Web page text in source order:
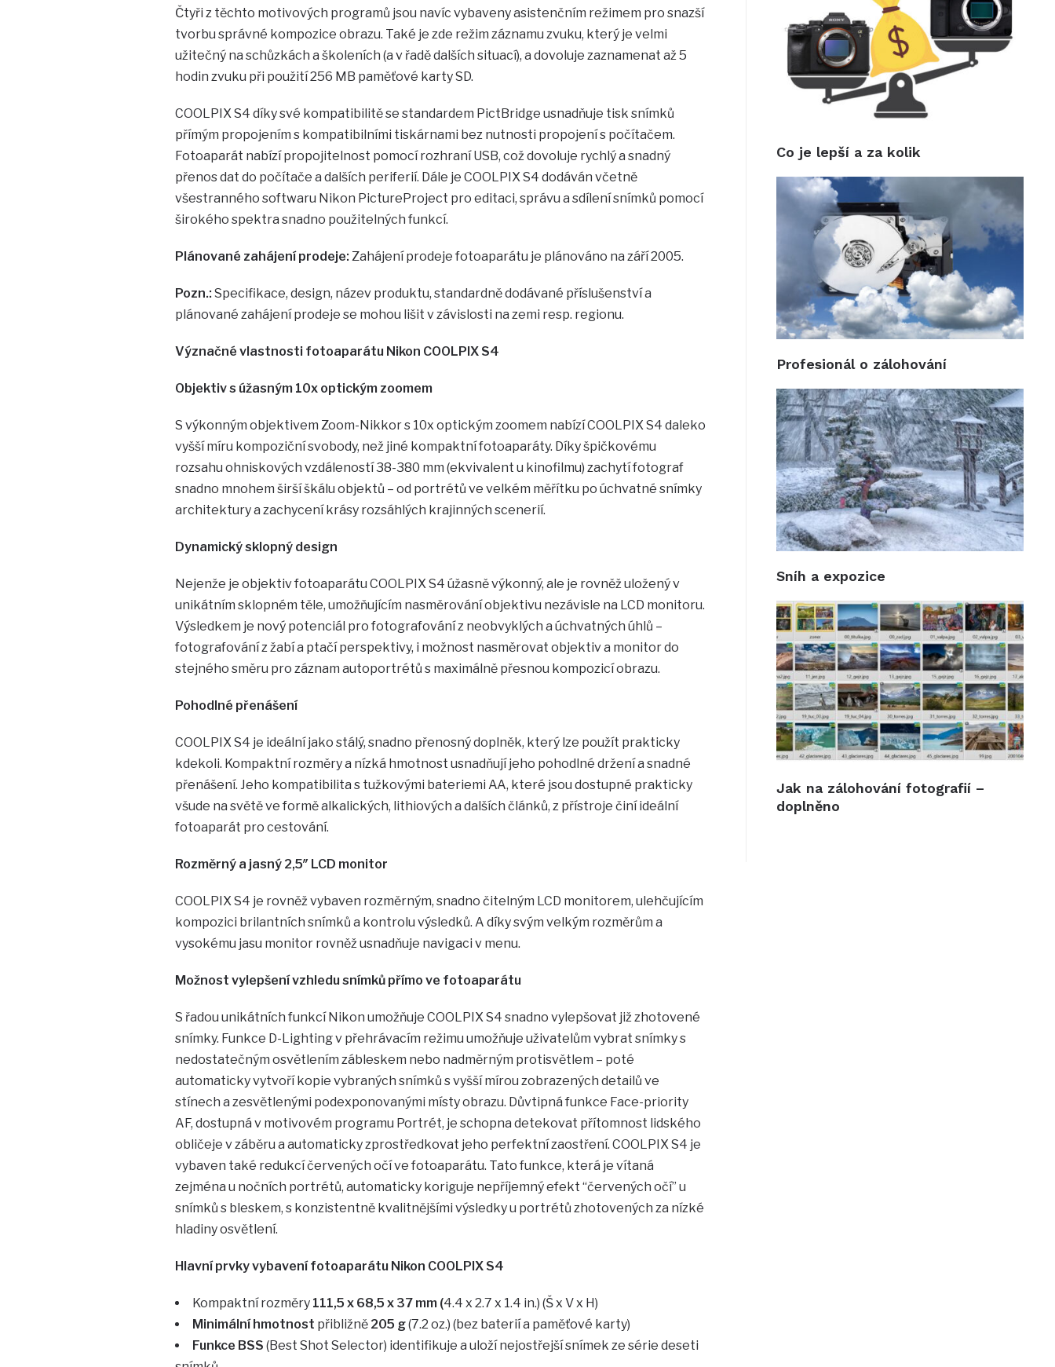
Čtyři z těchto motivových programů jsou navíc vybaveny asistenčním režimem pro snazší
tvorbu správné kompozice obrazu. Také je zde režim záznamu zvuku, který je velmi
užitečný na schůzkách a školeních (a v řadě dalších situací), a dovoluje zaznamenat až 5
hodin zvuku při použití 256 MB paměťové karty SD.
COOLPIX S4 díky své kompatibilitě se standardem PictBridge usnadňuje tisk snímků
přímým propojením s kompatibilními tiskárnami bez nutnosti propojení s počítačem.
Fotoaparát nabízí propojitelnost pomocí rozhraní USB, což dovoluje rychlý a snadný
přenos dat do počítače a dalších periferií. Dále je COOLPIX S4 dodáván včetně
všestranného softwaru Nikon PictureProject pro editaci, správu a sdílení snímků pomocí
širokého spektra snadno použitelných funkcí.
Plánované zahájení prodeje: Zahájení prodeje fotoaparátu je plánováno na září 2005.
Pozn.: Specifikace, design, název produktu, standardně dodávané příslušenství a
plánované zahájení prodeje se mohou lišit v závislosti na zemi resp. regionu.
Význačné vlastnosti fotoaparátu Nikon COOLPIX S4
Objektiv s úžasným 10x optickým zoomem
S výkonným objektivem Zoom-Nikkor s 10x optickým zoomem nabízí COOLPIX S4 daleko
vyšší míru kompoziční svobody, než jiné kompaktní fotoaparáty. Díky špičkovému
rozsahu ohniskových vzdáleností 38-380 mm (ekvivalent u kinofilmu) zachytí fotograf
snadno mnohem širší škálu objektů – od portrétů ve velkém měřítku po úchvatné snímky
architektury a zachycení krásy rozsáhlých krajinných scenerií.
Dynamický sklopný design
Nejenže je objektiv fotoaparátu COOLPIX S4 úžasně výkonný, ale je rovněž uložený v
unikátním sklopném těle, umožňujícím nasměrování objektivu nezávisle na LCD monitoru.
Výsledkem je nový potenciál pro fotografování z neobvyklých a úchvatných úhlů –
fotografování z žabí a ptačí perspektivy, i možnost nasměrovat objektiv a monitor do
stejného směru pro záznam autoportrétů s maximálně přesnou kompozicí obrazu.
Pohodlné přenášení
COOLPIX S4 je ideální jako stálý, snadno přenosný doplněk, který lze použít prakticky
kdekoli. Kompaktní rozměry a nízká hmotnost usnadňují jeho pohodlné držení a snadné
přenášení. Jeho kompatibilita s tužkovými bateriemi AA, které jsou dostupné prakticky
všude na světě ve formě alkalických, lithiových a dalších článků, z přístroje činí ideální
fotoaparát pro cestování.
Rozměrný a jasný 2,5″ LCD monitor
COOLPIX S4 je rovněž vybaven rozměrným, snadno čitelným LCD monitorem, ulehčujícím
kompozici brilantních snímků a kontrolu výsledků. A díky svým velkým rozměrům a
vysokému jasu monitor rovněž usnadňuje navigaci v menu.
Možnost vylepšení vzhledu snímků přímo ve fotoaparátu
S řadou unikátních funkcí Nikon umožňuje COOLPIX S4 snadno vylepšovat již zhotovené
snímky. Funkce D-Lighting v přehrávacím režimu umožňuje uživatelům vybrat snímky s
nedostatečným osvětlením zábleskem nebo nadměrným protisvětlem – poté
automaticky vytvoří kopie vybraných snímků s vyšší mírou zobrazených detailů ve
stínech a zesvětlenými podexponovanými místy obrazu. Důvtipná funkce Face-priority
AF, dostupná v motivovém programu Portrét, je schopna detekovat přítomnost lidského
obličeje v záběru a automaticky zprostředkovat jeho perfektní zaostření. COOLPIX S4 je
vybaven také redukcí červených očí ve fotoaparátu. Tato funkce, která je vítaná
zejména u nočních portrétů, automaticky koriguje nepříjemný efekt “červených očí” u
snímků s bleskem, s konzistentně kvalitnějšími výsledky u portrétů zhotovených za nízké
hladiny osvětlení.
Hlavní prvky vybavení fotoaparátu Nikon COOLPIX S4
Kompaktní rozměry 111,5 x 68,5 x 37 mm (4.4 x 2.7 x 1.4 in.) (Š x V x H)
Minimální hmotnost přibližně 205 g(7.2 oz.) (bez baterií a paměťové karty)
Funkce BSS (Best Shot Selector) identifikuje a uloží nejostřejší snímek ze série deseti
Co je lepší a za kolik
Profesionál o zálohování
Sníh a expozice
Jak na zálohování fotografií –
doplněno